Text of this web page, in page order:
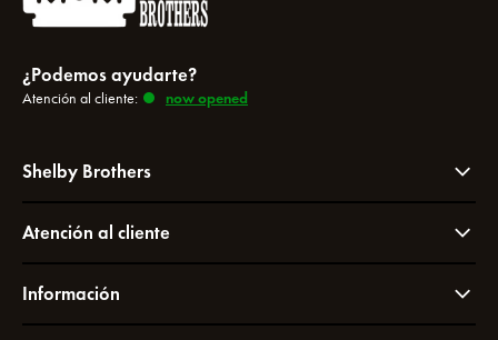
¿Podemos ayudarte?
Atención al cliente: now opened
Shelby Brothers
Atención al cliente
Información